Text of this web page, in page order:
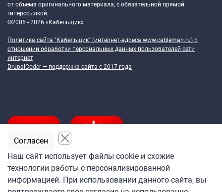
от объема оригинального материала, с обязательной прямой
гиперссылкой.
©2005 - 2026 «Кабельщик»
Политика сайта "Кабельщик" (интернет-адреса www.cableman.ru) в
отношении обработки персональных данных пользователей сети
интернет
DrupalCoder — поддержка сайта c 2017 года
Подпишитесь
на ежедневную рассылку
Наш сайт использует файлы cookie и схожие
технологии работы с персонализированной
информацией. При использовании данного сайта, вы
Согласен